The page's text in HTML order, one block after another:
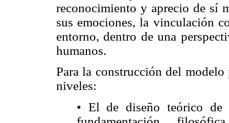
reconocimiento y aprecio de sí
sus emociones, la vinculación
entorno, dentro de una
humanos.
Para la construcción del
niveles:
• El de diseño teórico de